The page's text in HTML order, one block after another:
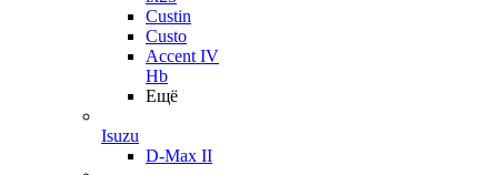
Custin
Custo
Accent IV
Hb
Ещё
Isuzu
D-Max II